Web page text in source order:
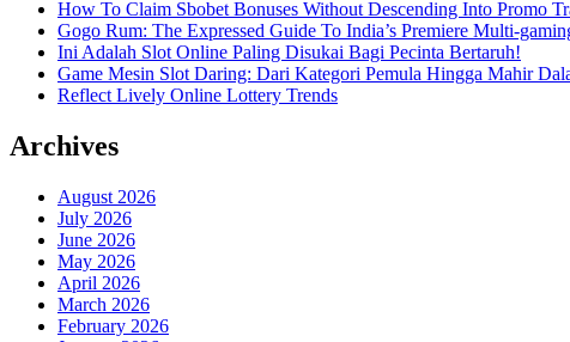
How To Claim Sbobet Bonuses Without Descending Into Promo
Gogo Rum: The Expressed Guide To India’s Premiere Multi-
Ini Adalah Slot Online Paling Disukai Bagi Pecinta Bertaruh!
Game Mesin Slot Daring: Dari Kategori Pemula Hingga Mahir
Reflect Lively Online Lottery Trends
Archives
August 2026
July 2026
June 2026
May 2026
April 2026
March 2026
February 2026